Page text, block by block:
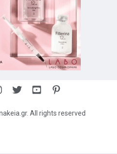
All rights reserved